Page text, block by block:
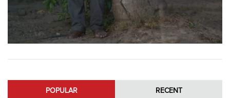
POPULAR RECENT